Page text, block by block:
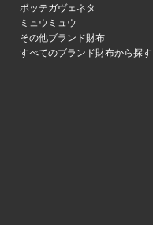
ボッテガヴェネタ
ミュウミュウ
その他ブランド財布
すべてのブランド財布から探す